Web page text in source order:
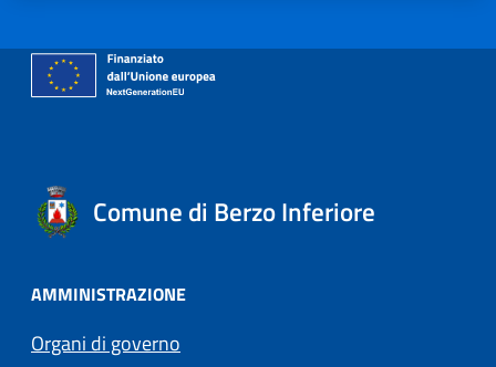
Comune di Berzo Inferiore
AMMINISTRAZIONE
Organi di governo